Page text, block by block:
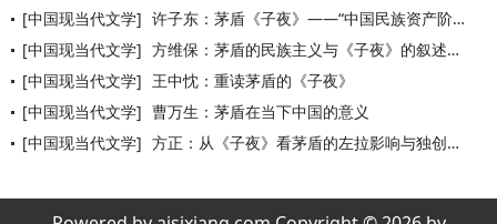
[中国现当代文学] 许子东：茅盾《子夜》——“中国民族资产阶级没有出路”？
[中国现当代文学] 方维保：茅盾的民族主义与《子夜》的叙述伦理
[中国现当代文学] 王中忱：重读茅盾的《子夜》
[中国现当代文学] 曹万生：茅盾在当下中国的意义
[中国现当代文学] 方正：从《子夜》看茅盾的左拉影响与独创性